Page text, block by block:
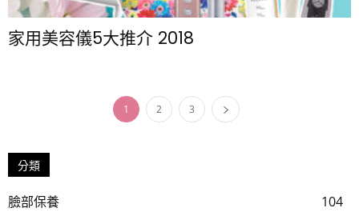
家用美容儀5大推介 2018
1 2 3
分類
臉部保養
104